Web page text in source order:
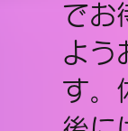
でお
よう
す。